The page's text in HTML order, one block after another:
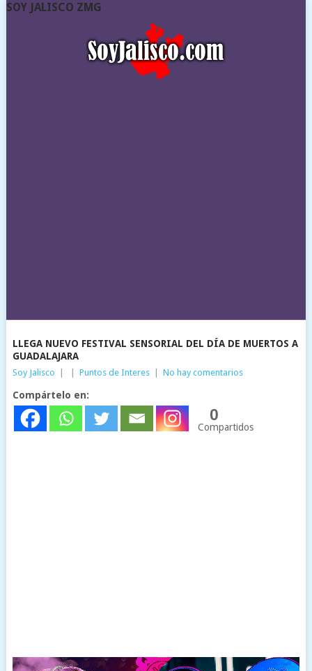
SOY JALISCO ZMG
LLEGA NUEVO FESTIVAL SENSORIAL DEL DÍA DE MUERTOS A
GUADALAJARA
Soy Jalisco Puntos de Interes No hay comentarios
Compártelo en:
0
Compartidos